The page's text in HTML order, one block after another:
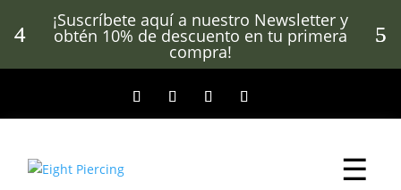
¡Suscríbete aquí a nuestro Newsletter y
obtén 10% de descuento en tu primera
compra!
☰